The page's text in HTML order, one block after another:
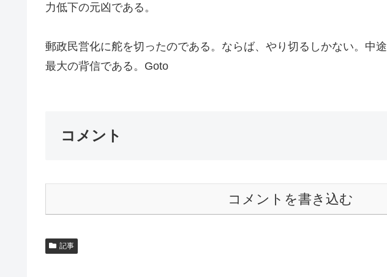
力低下の元凶である。
郵政民営化に舵を切ったのである。ならば、やり切るしかない。中
最大の背信である。Goto
コメント
コメントを書き込む
記事